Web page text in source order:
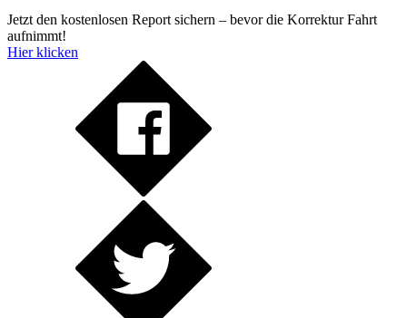
Jetzt den kostenlosen Report sichern – bevor die Korrektur Fahrt
aufnimmt!
Hier klicken